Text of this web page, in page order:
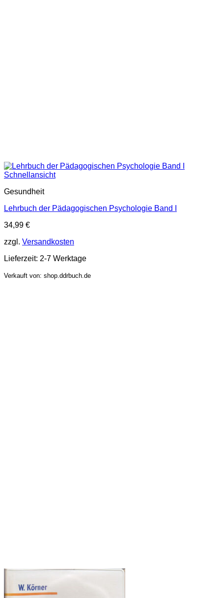
Schnellansicht
Gesundheit
Lehrbuch der Pädagogischen Psychologie Band I
34,99 €
zzgl. Versandkosten
Lieferzeit: 2-7 Werktage
Verkauft von: shop.ddrbuch.de